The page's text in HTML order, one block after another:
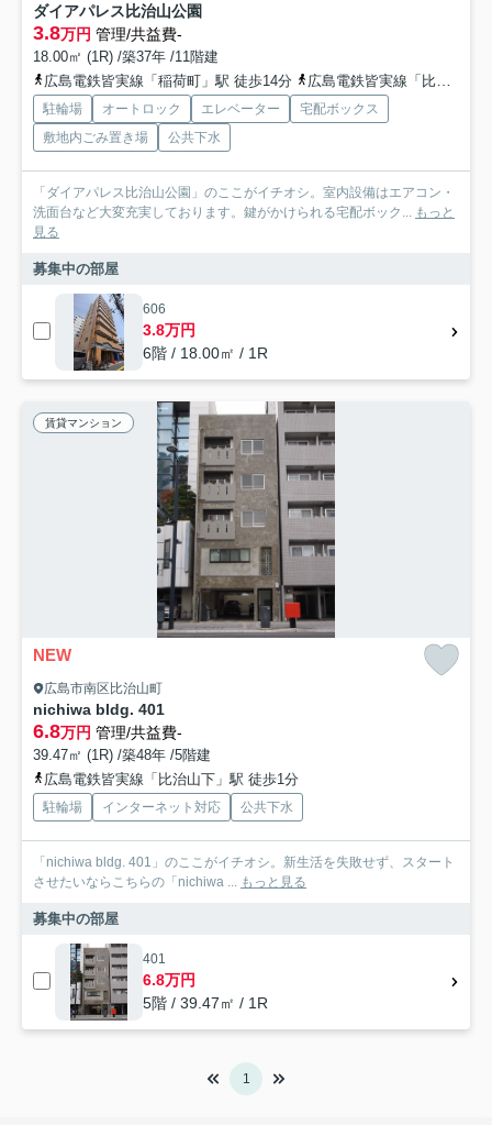
ダイアパレス比治山公園
3.8万円 管理/共益費-
18.00㎡ (1R) /築37年 /11階建
広島電鉄皆実線「稲荷町」駅 徒歩14分
広島電鉄皆実線「比治山下」駅 徒歩5分
駐輪場 オートロック エレベーター
宅配ボックス
敷地内ごみ置き場
公共下水
「ダイアパレス比治山公園」のここがイチオシ。室内設備はエアコン・
洗面台など大変充実しております。鍵がかけられる宅配ボック... もっと
見る
募集中の部屋
606
3.8万円
6階 / 18.00㎡ / 1R
賃貸マンション
NEW
広島市南区比治山町
nichiwa bldg. 401
6.8万円 管理/共益費-
39.47㎡ (1R) /築48年 /5階建
広島電鉄皆実線「比治山下」駅 徒歩1分
駐輪場 インターネット対応 公共下水
「nichiwa bldg. 401」のここがイチオシ。新生活を失敗せず、スタート
させたいならこちらの「nichiwa ... もっと見る
募集中の部屋
401
6.8万円
5階 / 39.47㎡ / 1R
1